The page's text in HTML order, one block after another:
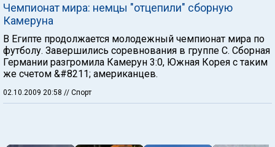
Чемпионат мира: немцы "отцепили" сборную
Камеруна
В Египте продолжается молодежный чемпионат мира по
футболу. Завершились соревнования в группе С. Сборная
Германии разгромила Камерун 3:0, Южная Корея с таким
же счетом &#8211; американцев.
02.10.2009 20:58 // Спорт